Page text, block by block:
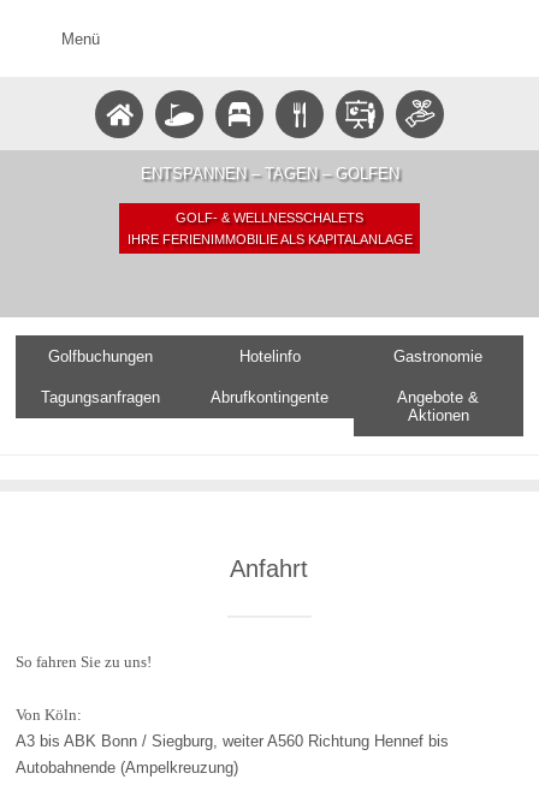
Menü
ENTSPANNEN – TAGEN – GOLFEN
GOLF- & WELLNESSCHALETS
IHRE FERIENIMMOBILIE ALS KAPITALANLAGE
Golfbuchungen Hotelinfo Gastronomie
Tagungsanfragen Abrufkontingente
Angebote &
Aktionen
Anfahrt
So fahren Sie zu uns!
Von Köln:
A3 bis ABK Bonn / Siegburg, weiter A560 Richtung Hennef bis
Autobahnende (Ampelkreuzung)